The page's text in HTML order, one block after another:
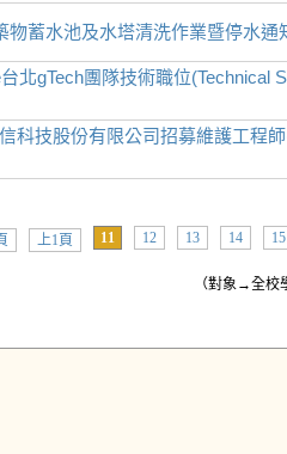
物蓄水池及水塔清洗作業暨停水通
台北gTech團隊技術職位(Technical
信科技股份有限公司招募維護工程
上1頁 11 12 13 14 15
（對象→全校